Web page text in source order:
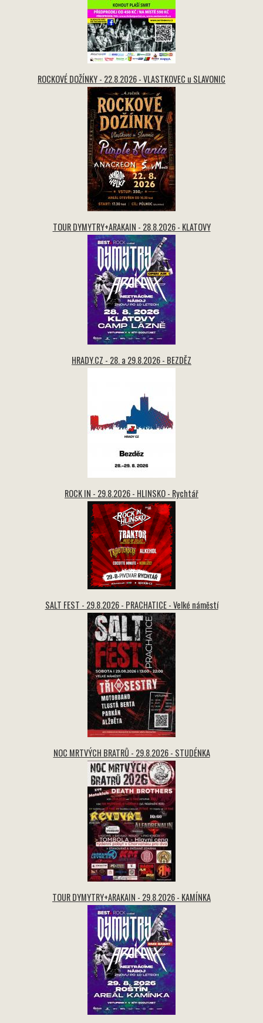
ROCKOVÉ DOŽÍNKY - 22.8.2026 - VLASTKOVEC u SLAVONIC
TOUR DYMYTRY+ARAKAIN - 28.8.2026 - KLATOVY
HRADY.CZ - 28. a 29.8.2026 - BEZDĚZ
ROCK IN - 29.8.2026 - HLINSKO - Rychtář
SALT FEST - 29.8.2026 - PRACHATICE - Velké náměstí
NOC MRTVÝCH BRATRŮ - 29.8.2026 - STUDÉNKA
TOUR DYMYTRY+ARAKAIN - 29.8.2026 - KAMÍNKA